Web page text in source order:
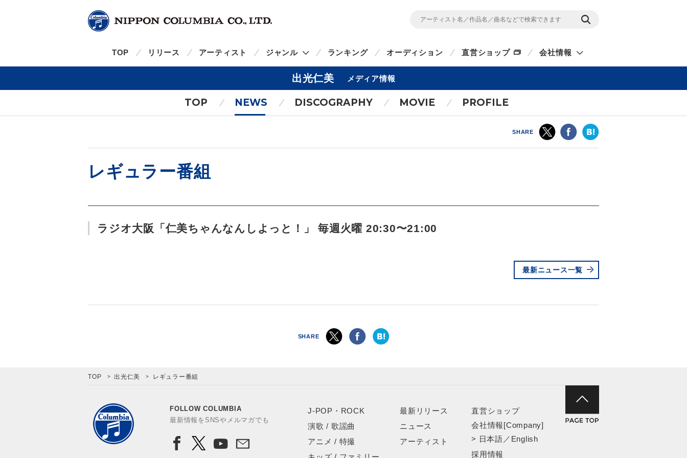
TOP リリース アーティスト ジャンル ランキング オーディション 直営ショップ 会社情報
出光仁美 メディア情報
TOP NEWS DISCOGRAPHY MOVIE PROFILE
SHARE
レギュラー番組
ラジオ大阪「仁美ちゃんなんしよっと！」 毎週火曜 20:30〜21:00
最新ニュース一覧
SHARE
TOP 出光仁美 レギュラー番組
FOLLOW COLUMBIA
最新情報をSNSやメルマガでも
J-POP・ROCK
演歌 / 歌謡曲
アニメ / 特撮
最新リリース
ニュース
アーティスト
直営ショップ
会社情報[Company]
> 日本語 ／ English
採用情報